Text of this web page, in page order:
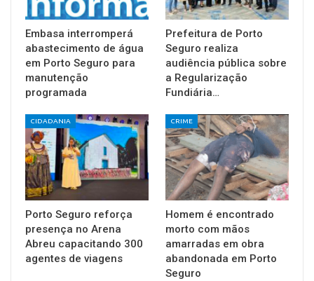
Embasa interromperá
abastecimento de água
em Porto Seguro para
manutenção
programada
Prefeitura de Porto
Seguro realiza
audiência pública sobre
a Regularização
Fundiária…
CIDADANIA
Porto Seguro reforça
presença no Arena
Abreu capacitando 300
agentes de viagens
CRIME
Homem é encontrado
morto com mãos
amarradas em obra
abandonada em Porto
Seguro